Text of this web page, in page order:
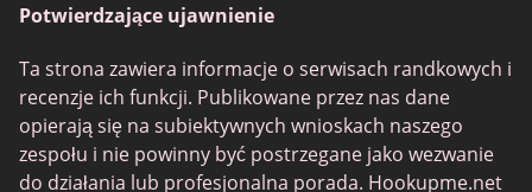
Potwierdzające ujawnienie
Ta strona zawiera informacje o serwisach randkowych i
recenzje ich funkcji. Publikowane przez nas dane
opierają się na subiektywnych wnioskach naszego
zespołu i nie powinny być postrzegane jako wezwanie
do działania lub profesjonalna porada. Hookupme.net